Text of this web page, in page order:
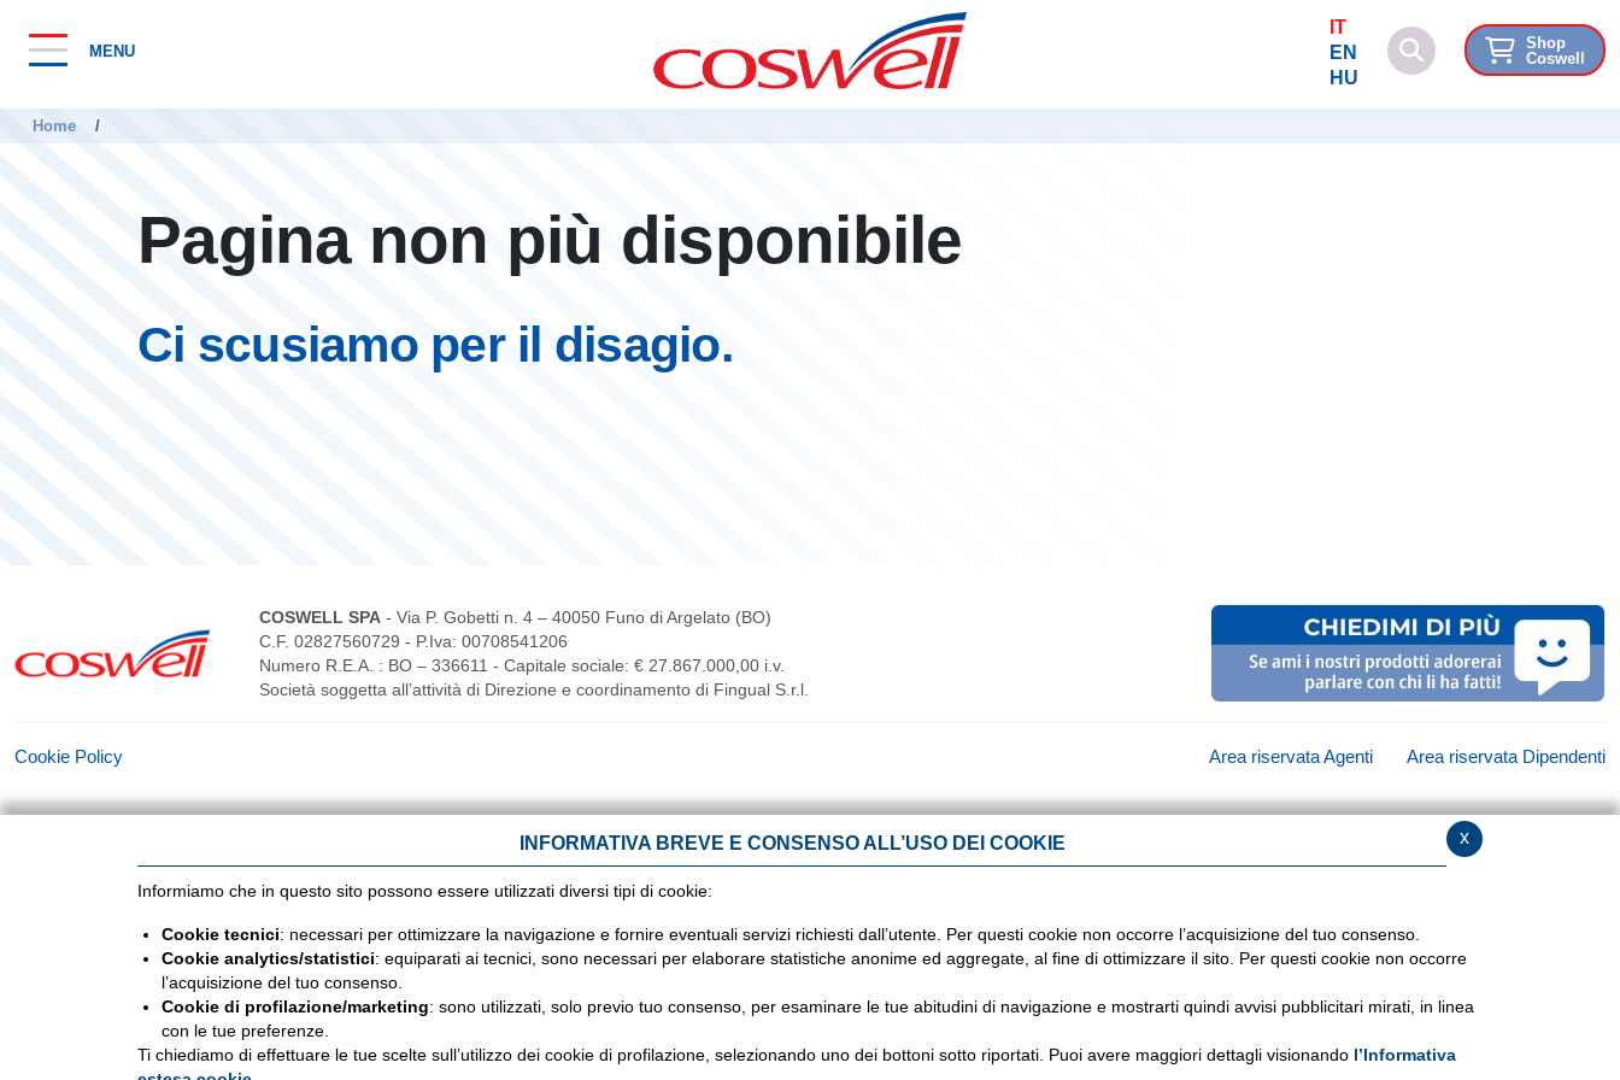
MENU
IT
EN
HU
Shop
Coswell
Home /
Pagina non più disponibile
Ci scusiamo per il disagio.
COSWELL SPA - Via P. Gobetti n. 4 – 40050 Funo di Argelato (BO)
C.F. 02827560729 - P.Iva: 00708541206
Numero R.E.A. : BO – 336611 - Capitale sociale: € 27.867.000,00 i.v.
Società soggetta all’attività di Direzione e coordinamento di Fingual S.r.l.
Cookie Policy Area riservata Agenti Area riservata Dipendenti
x
INFORMATIVA BREVE E CONSENSO ALL’USO DEI COOKIE
Informiamo che in questo sito possono essere utilizzati diversi tipi di cookie:
Cookie tecnici: necessari per ottimizzare la navigazione e fornire eventuali servizi richiesti dall’utente. Per questi cookie non occorre l’acquisizione del tuo consenso.
Cookie analytics/statistici: equiparati ai tecnici, sono necessari per elaborare statistiche anonime ed aggregate, al fine di ottimizzare il sito. Per questi cookie non occorre
l’acquisizione del tuo consenso.
Cookie di profilazione/marketing: sono utilizzati, solo previo tuo consenso, per esaminare le tue abitudini di navigazione e mostrarti quindi avvisi pubblicitari mirati, in linea
con le tue preferenze.
Ti chiediamo di effettuare le tue scelte sull’utilizzo dei cookie di profilazione, selezionando uno dei bottoni sotto riportati. Puoi avere maggiori dettagli visionando l’Informativa